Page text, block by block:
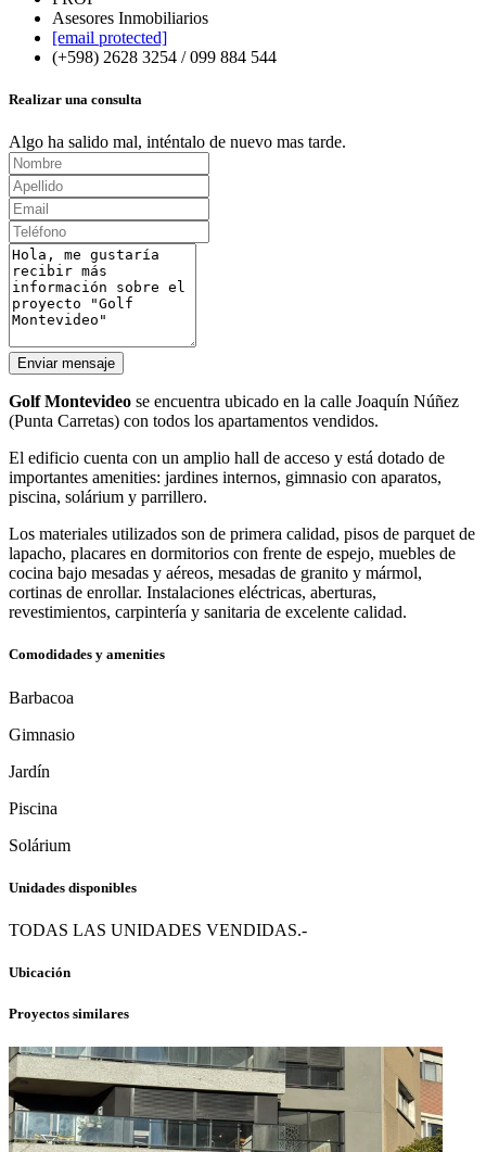
Asesores Inmobiliarios
[email protected]
(+598) 2628 3254 / 099 884 544
Realizar una consulta
Algo ha salido mal, inténtalo de nuevo mas tarde.
Enviar mensaje
Golf Montevideo se encuentra ubicado en la calle Joaquín Núñez
(Punta Carretas) con todos los apartamentos vendidos.
El edificio cuenta con un amplio hall de acceso y está dotado de
importantes amenities: jardines internos, gimnasio con aparatos,
piscina, solárium y parrillero.
Los materiales utilizados son de primera calidad, pisos de parquet de
lapacho, placares en dormitorios con frente de espejo, muebles de
cocina bajo mesadas y aéreos, mesadas de granito y mármol,
cortinas de enrollar. Instalaciones eléctricas, aberturas,
revestimientos, carpintería y sanitaria de excelente calidad.
Comodidades y amenities
Barbacoa
Gimnasio
Jardín
Piscina
Solárium
Unidades disponibles
TODAS LAS UNIDADES VENDIDAS.-
Ubicación
Proyectos similares